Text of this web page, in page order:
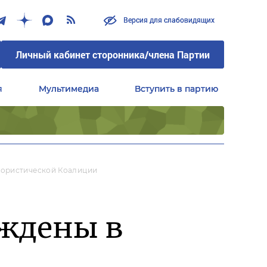
Версия для слабовидящих
Личный кабинет сторонника/члена Партии
Мультимедиа Вступить в партию
Коалиции
в
Версия для слабовидящих
Личный кабинет сторонника/члена Партии
Мультимедиа Вступить в партию